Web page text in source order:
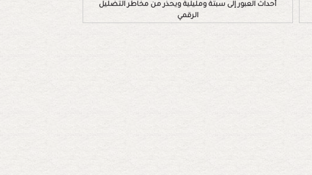
أحداث العبور إلى سبتة ومليلية ويحذر من مخاطر التضليل
الرقمي